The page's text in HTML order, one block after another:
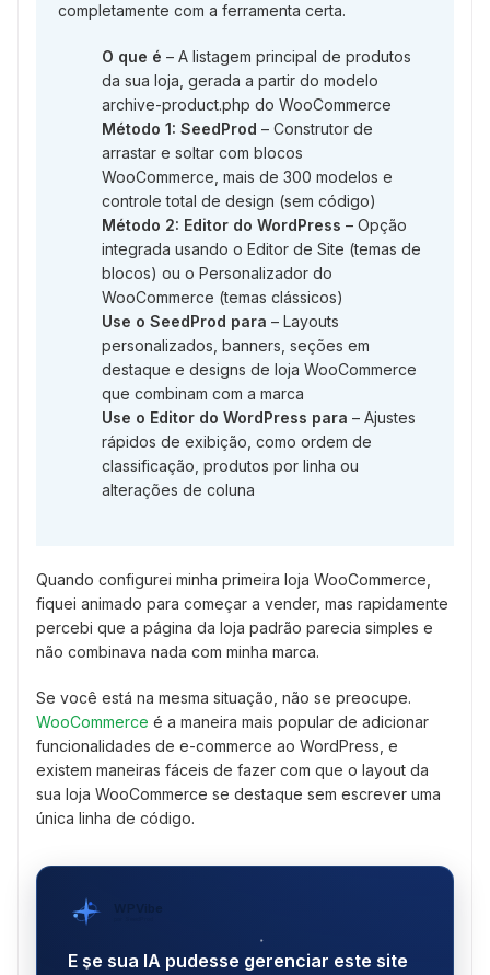
completamente com a ferramenta certa.
O que é – A listagem principal de produtos
da sua loja, gerada a partir do modelo
archive-product.php do WooCommerce
Método 1: SeedProd – Construtor de
arrastar e soltar com blocos
WooCommerce, mais de 300 modelos e
controle total de design (sem código)
Método 2: Editor do WordPress – Opção
integrada usando o Editor de Site (temas de
blocos) ou o Personalizador do
WooCommerce (temas clássicos)
Use o SeedProd para – Layouts
personalizados, banners, seções em
destaque e designs de loja WooCommerce
que combinam com a marca
Use o Editor do WordPress para – Ajustes
rápidos de exibição, como ordem de
classificação, produtos por linha ou
alterações de coluna
Quando configurei minha primeira loja WooCommerce,
fiquei animado para começar a vender, mas rapidamente
percebi que a página da loja padrão parecia simples e
não combinava nada com minha marca.
Se você está na mesma situação, não se preocupe.
WooCommerce é a maneira mais popular de adicionar
funcionalidades de e-commerce ao WordPress, e
existem maneiras fáceis de fazer com que o layout da
sua loja WooCommerce se destaque sem escrever uma
única linha de código.
WPVibe
E se sua IA pudesse gerenciar este site